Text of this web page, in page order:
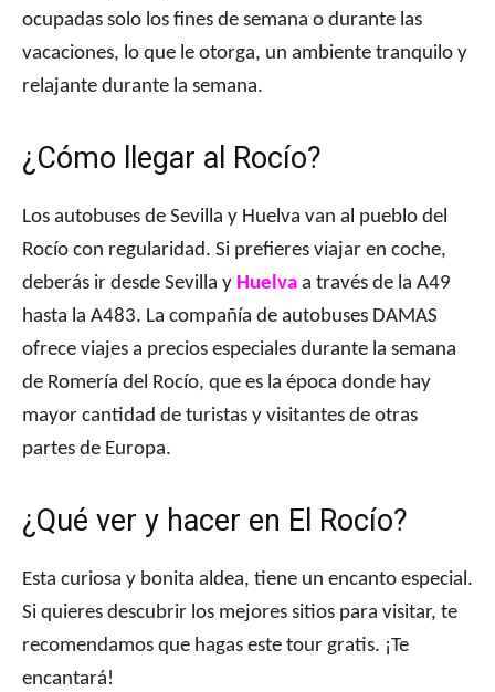
ocupadas solo los fines de semana o durante las
vacaciones, lo que le otorga, un ambiente tranquilo y
relajante durante la semana.
¿Cómo llegar al Rocío?
Los autobuses de Sevilla y Huelva van al pueblo del
Rocío con regularidad. Si prefieres viajar en coche,
deberás ir desde Sevilla y Huelva a través de la A49
hasta la A483. La compañía de autobuses DAMAS
ofrece viajes a precios especiales durante la semana
de Romería del Rocío, que es la época donde hay
mayor cantidad de turistas y visitantes de otras
partes de Europa.
¿Qué ver y hacer en El Rocío?
Esta curiosa y bonita aldea, tiene un encanto especial.
Si quieres descubrir los mejores sitios para visitar, te
recomendamos que hagas este tour gratis. ¡Te
encantará!